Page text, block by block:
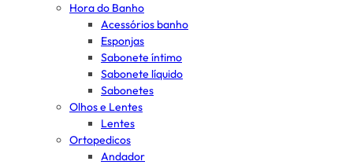
Hora do Banho
Acessórios banho
Esponjas
Sabonete íntimo
Sabonete líquido
Sabonetes
Olhos e Lentes
Lentes
Ortopedicos
Andador